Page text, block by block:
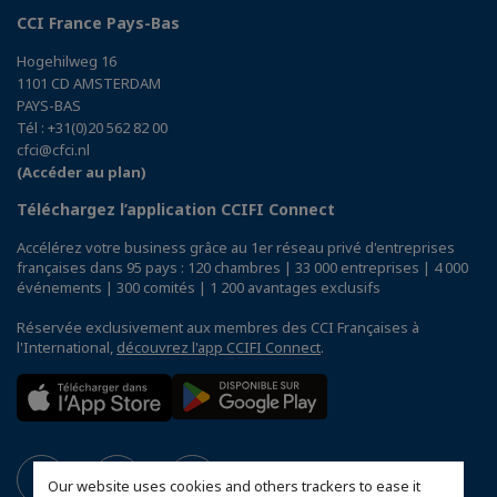
Our website uses cookies and others trackers to ease it
CCI France Pays-Bas
Hogehilweg 16
1101 CD AMSTERDAM
PAYS-BAS
Tél : +31(0)20 562 82 00
cfci@cfci.nl
(Accéder au plan)
Téléchargez l’application CCIFI Connect
Accélérez votre business grâce au 1er réseau privé d'entreprises
françaises dans 95 pays : 120 chambres | 33 000 entreprises | 4 000
événements | 300 comités | 1 200 avantages exclusifs
Réservée exclusivement aux membres des CCI Françaises à
l'International, découvrez l'app CCIFI Connect.